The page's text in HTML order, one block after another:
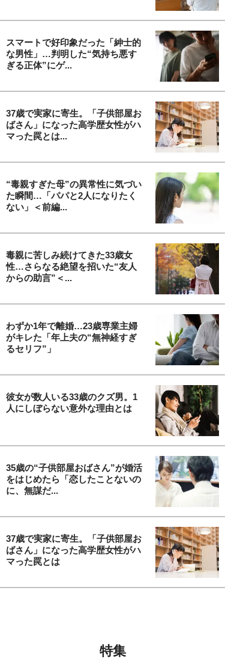
スマートで好印象だった「紳士的
な男性」…判明した“気持ち悪す
ぎる正体”にゲ...
37歳で実家に寄生。「子供部屋お
ばさん」になった高学歴女性がハ
マった罠とは...
“毒親すぎた母”の異常性に気づい
た瞬間…「パパと2人になりたく
ない」＜前編...
毒親に苦しみ続けてきた33歳女
性…さらなる絶望を招いた“友人
からの助言”＜...
わずか1年で離婚…23歳専業主婦
がキレた「年上夫の“無神経すぎ
るセリフ”」
彼女が数人いる33歳のクズ男。1
人にしぼらない意外な理由とは
35歳の“子供部屋おばさん”が婚活
をはじめたら「恋したことないの
に、無謀だ...
37歳で実家に寄生。「子供部屋お
ばさん」になった高学歴女性がハ
マった罠とは
特集